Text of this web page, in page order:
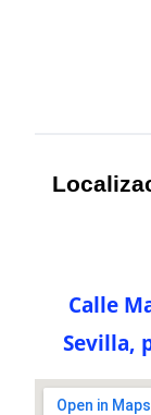
Calle
Sevilla,